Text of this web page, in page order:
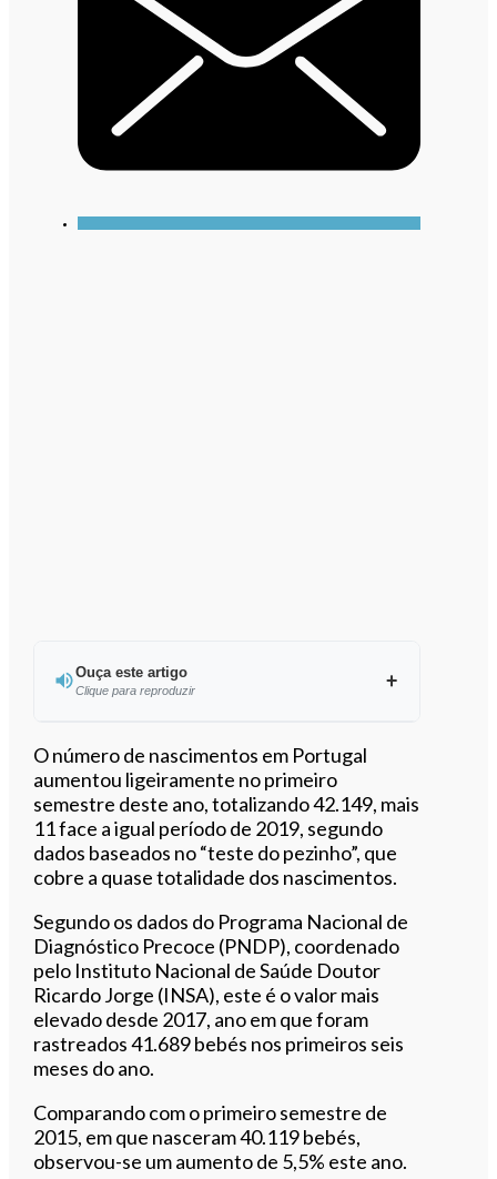
Ouça este artigo
Clique para reproduzir
Ouvir este artigo
O número de nascimentos em Portugal
aumentou ligeiramente no primeiro
semestre deste ano, totalizando 42.149, mais
11 face a igual período de 2019, segundo
dados baseados no “teste do pezinho”, que
cobre a quase totalidade dos nascimentos.
Segundo os dados do Programa Nacional de
Diagnóstico Precoce (PNDP), coordenado
pelo Instituto Nacional de Saúde Doutor
Ricardo Jorge (INSA), este é o valor mais
elevado desde 2017, ano em que foram
rastreados 41.689 bebés nos primeiros seis
meses do ano.
Comparando com o primeiro semestre de
2015, em que nasceram 40.119 bebés,
observou-se um aumento de 5,5% este ano.